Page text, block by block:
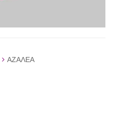
ΑΖΑΛΕΑ